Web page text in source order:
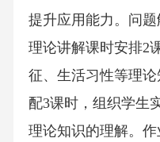
提升应用能力。问
理论讲解课时安排2
征、生活习性等理
配3课时，组织学生
理论知识的理解。